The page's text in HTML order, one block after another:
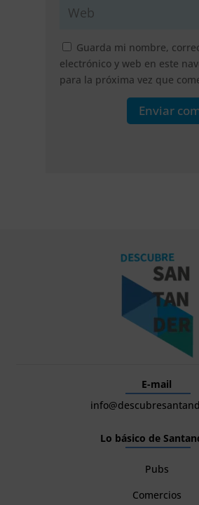
Guarda mi nombre,
electrónico y web en este
para la próxima vez que
Enviar
E-mail
Lo básico de
Pubs
Comercios